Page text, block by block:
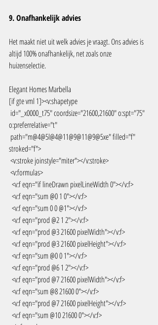
9. Onafhankelijk advies
Het maakt niet uit welk advies je vraagt. Ons advies is
altijd 100% onafhankelijk, net zoals onze
huizenselectie.
Elegant Homes Marbella
[if gte vml 1]><v:shapetype
o:preferrelative="t"
stroked="f">
<v:stroke joinstyle="miter"></v:stroke>
<v:formulas>
  <v:f eqn="if lineDrawn pixelLineWidth 0"></v:f>
  <v:f eqn="sum @0 1 0"></v:f>
  <v:f eqn="sum 0 0 @1"></v:f>
  <v:f eqn="prod @2 1 2"></v:f>
  <v:f eqn="prod @3 21600 pixelWidth"></v:f>
  <v:f eqn="prod @3 21600 pixelHeight"></v:f>
  <v:f eqn="sum @0 0 1"></v:f>
  <v:f eqn="prod @6 1 2"></v:f>
  <v:f eqn="prod @7 21600 pixelWidth"></v:f>
  <v:f eqn="sum @8 21600 0"></v:f>
  <v:f eqn="prod @7 21600 pixelHeight"></v:f>
  <v:f eqn="sum @10 21600 0"></v:f>